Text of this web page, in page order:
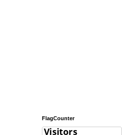
FlagCounter